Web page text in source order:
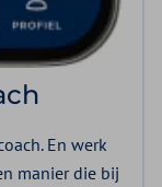
En werk
manier die bij